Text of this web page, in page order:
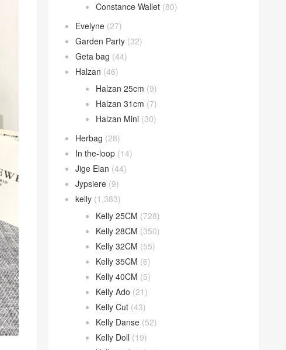
Constance Wallet (80)
Evelyne (27)
Garden Party (32)
Geta bag (44)
Halzan (46)
Halzan 25cm (9)
Halzan 31cm (7)
Halzan Mini (30)
Herbag (28)
In the-loop (14)
Jige Elan (44)
Jypsiere (9)
kelly (1,383)
Kelly 25CM (728)
Kelly 28CM (350)
Kelly 32CM (55)
Kelly 35CM (6)
Kelly 40CM (5)
Kelly Ado (21)
Kelly Cut (43)
Kelly Danse (52)
Kelly Doll (19)